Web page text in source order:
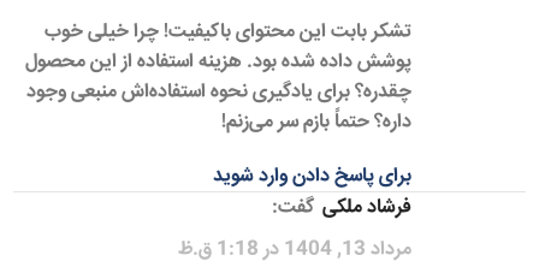
تشکر بابت این محتوای باکیفیت! چرا خیلی خوب
پوشش داده شده بود. هزینه استفاده از این محصول
چقدره؟ برای یادگیری نحوه استفاده‌اش منبعی وجود
داره؟ حتماً بازم سر می‌زنم!
برای پاسخ دادن وارد شوید
فرشاد ملکی گفت:
مرداد 13, 1404 در 1:18 ق.ظ